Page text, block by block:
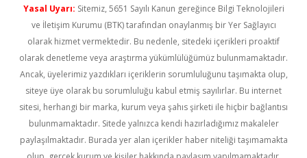
Yasal Uyarı: Sitemiz, 5651 Sayılı Kanun gereğince Bilgi Teknolojileri
ve İletişim Kurumu (BTK) tarafından onaylanmış bir Yer Sağlayıcı
olarak hizmet vermektedir. Bu nedenle, sitedeki içerikleri proaktif
olarak denetleme veya araştırma yükümlülüğümüz bulunmamaktadır.
Ancak, üyelerimiz yazdıkları içeriklerin sorumluluğunu taşımakta olup,
siteye üye olarak bu sorumluluğu kabul etmiş sayılırlar. Bu internet
sitesi, herhangi bir marka, kurum veya şahıs şirketi ile hiçbir bağlantısı
bulunmamaktadır. Sitede yalnızca kendi hazırladığımız makaleler
paylaşılmaktadır. Burada yer alan içerikler haber niteliği taşımamakta